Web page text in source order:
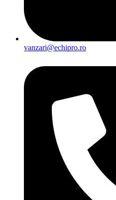
vanzari@echipro.ro